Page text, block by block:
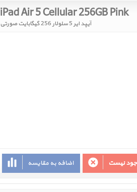
iPad Air 5 Cellular 256GB Pink
آیپد ایر 5 سلولار 256 گیگابایت صورتی
اضافه به مقایسه نیست